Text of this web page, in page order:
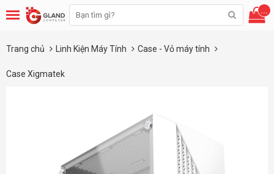
...
Trang chủ Linh Kiện Máy Tính Case - Vỏ máy tính
Case Xigmatek